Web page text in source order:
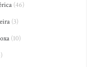
(46)
(3)
(10)